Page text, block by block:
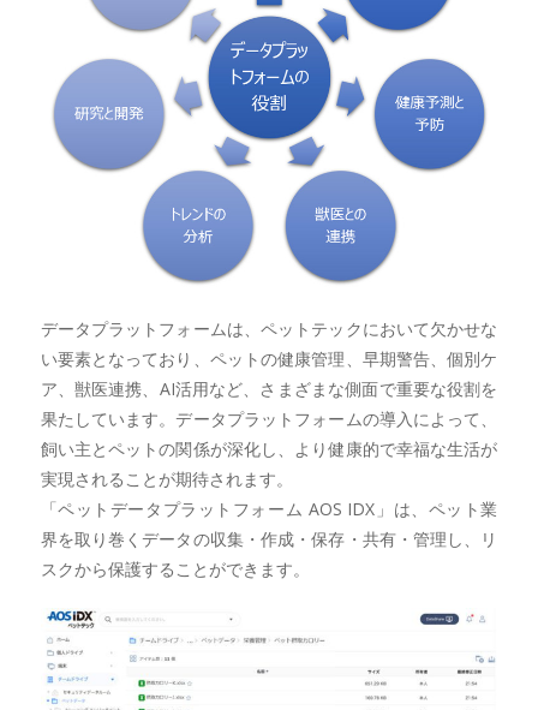
データプラットフォームは、ペットテックにおいて欠かせな
い要素となっており、ペットの健康管理、早期警告、個別ケ
ア、獣医連携、AI活用など、さまざまな側面で重要な役割を
果たしています。データプラットフォームの導入によって、
飼い主とペットの関係が深化し、より健康的で幸福な生活が
実現されることが期待されます。
「ペットデータプラットフォーム AOS IDX」は、ペット業
界を取り巻くデータの収集・作成・保存・共有・管理し、リ
スクから保護することができます。